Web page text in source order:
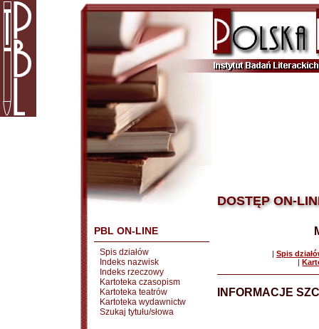
PBL ON-LINE
Spis działów
Indeks nazwisk
Indeks rzeczowy
Kartoteka czasopism
Kartoteka teatrów
Kartoteka wydawnictw
Szukaj tytułu/słowa
DOSTĘP ON-
| Spis
|
INFORMACJE